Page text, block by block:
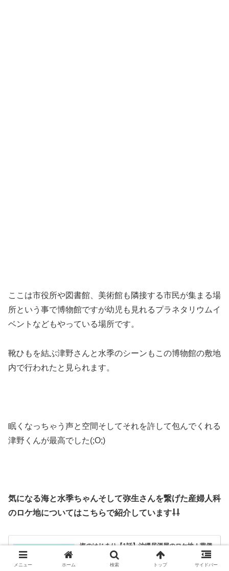
ここは市役所や図書館、美術館も隣接する市民が集まる場
所という事で博物館ですが幼児も見れるプラネタリウムイ
ベントなどもやっている場所です。
靴ひもを結ぶ津野さんと水季のシーンもこの博物館の敷地
内で行われたと見られます。
眠くなっちゃう声と空間そしてそれを許して包んでくれる
津野くんが最高でした(;O;)
気になる海と水季ちゃんそして弥生さんを繋げた産婦人科
のロケ地についてはこちらで紹介しています⇩⇩
海のはじまり【1話】沖縄居酒屋のロケ地！葬儀
場や産婦人科の撮影場所も
「海のはじまり」は１話目からドラマ『silent』ファンにも
激熱なシーンも多く聖地も気になった方もいるでしょう。
メニュー ホーム 検索 トップ サイドバー